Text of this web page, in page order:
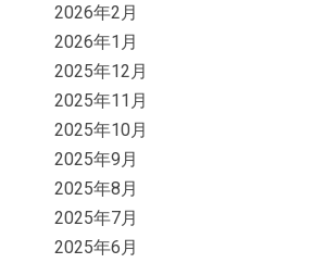
2026年2月
2026年1月
2025年12月
2025年11月
2025年10月
2025年9月
2025年8月
2025年7月
2025年6月